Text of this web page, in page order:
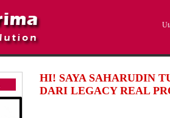
HI! SAYA SAHARUDIN
DARI LEGACY REAL